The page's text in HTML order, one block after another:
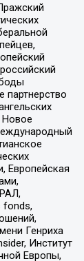
Новое
Европейская
fonds,
Генриха
Институт
Европы,